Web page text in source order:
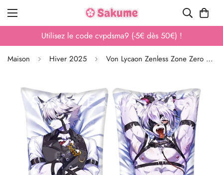
Utilisez le code cvpdsma9 (-5€ dès 50€) !
Maison Hiver 2025 Von Lycaon Zenless Zone Zero Husbandos Furry Body Pillow